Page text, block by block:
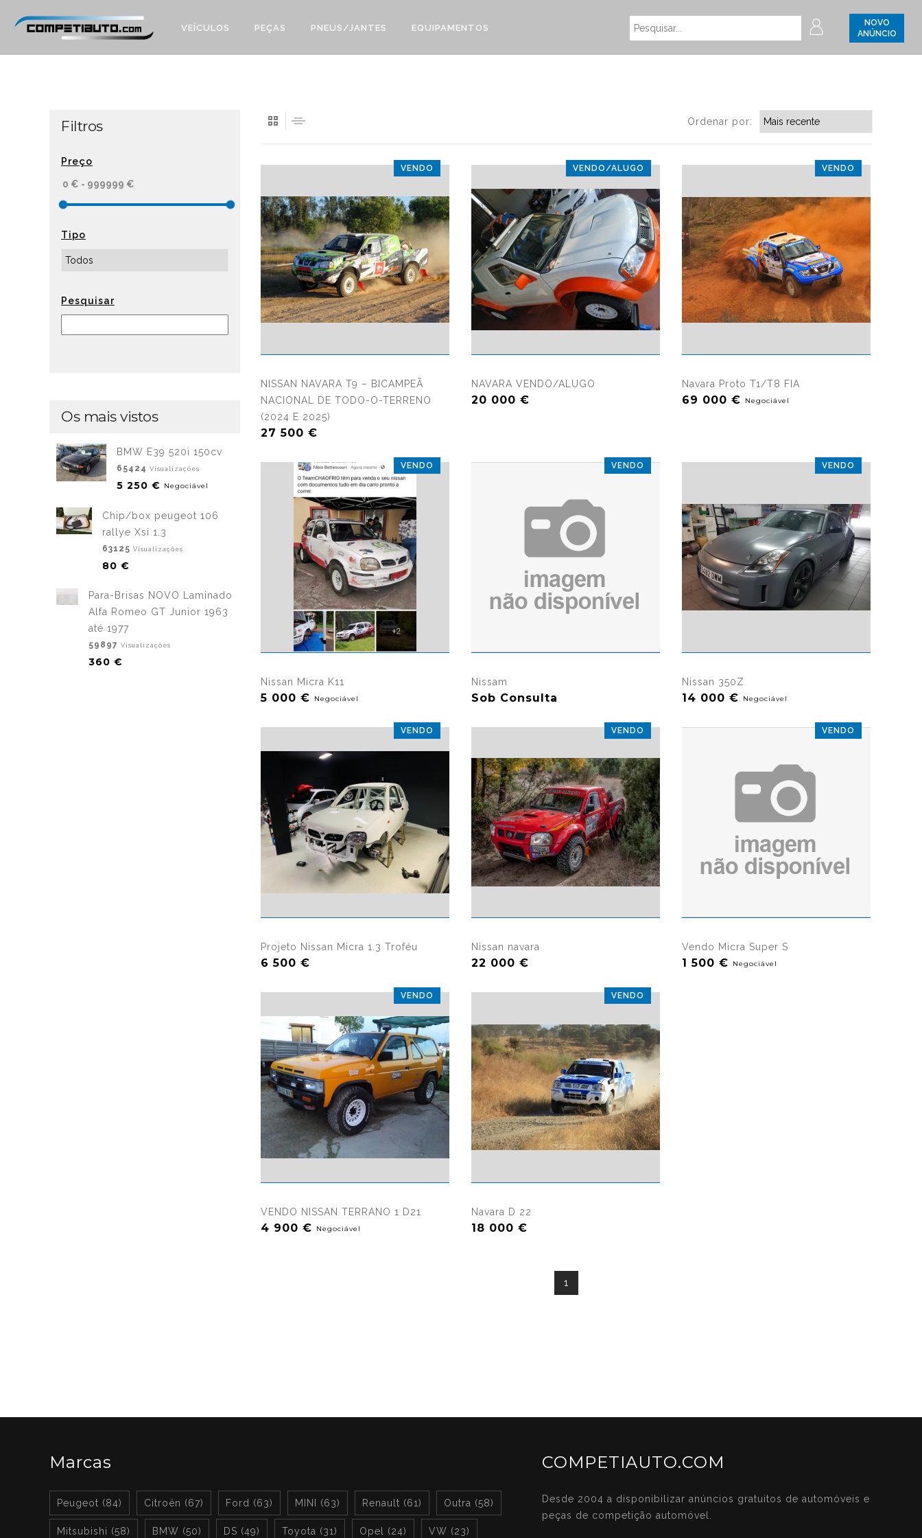
NOVO
ANÚNCIO
VEÍCULOS PEÇAS PNEUS/JANTES EQUIPAMENTOS
Filtros
Preço
Tipo
Pesquisar
Os mais vistos
BMW E39 520i 150cv
65424 Visualizações
5 250 € Negociável
Chip/box peugeot 106
rallye Xsi 1.3
63125 Visualizações
80 €
Para-Brisas NOVO Laminado
Alfa Romeo GT Junior 1963
até 1977
59897 Visualizações
360 €
Ordenar por:
VENDO
NISSAN NAVARA T9 – BICAMPEÃ
NACIONAL DE TODO-O-TERRENO
(2024 E 2025)
27 500 €
VENDO/ALUGO
NAVARA VENDO/ALUGO
20 000 €
VENDO
Navara Proto T1/T8 FIA
69 000 € Negociável
VENDO
Nissan Micra K11
5 000 € Negociável
VENDO
Nissam
Sob Consulta
VENDO
Nissan 350Z
14 000 € Negociável
VENDO
Projeto Nissan Micra 1.3 Troféu
6 500 €
VENDO
Nissan navara
22 000 €
VENDO
Vendo Micra Super S
1 500 € Negociável
VENDO
VENDO NISSAN TERRANO 1 D21
4 900 € Negociável
VENDO
Navara D 22
18 000 €
1
Marcas
Peugeot (84) Citroën (67) Ford (63) MINI (63) Renault (61) Outra (58)
Mitsubishi (58) BMW (50) DS (49) Toyota (31) Opel (24) VW (23)
COMPETIAUTO.COM
Desde 2004 a disponibilizar anúncios gratuitos de automóveis e
peças de competição automóvel.